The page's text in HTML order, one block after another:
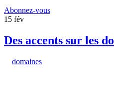
Abonnez-vous
15 fév
Des accents sur les
domaines